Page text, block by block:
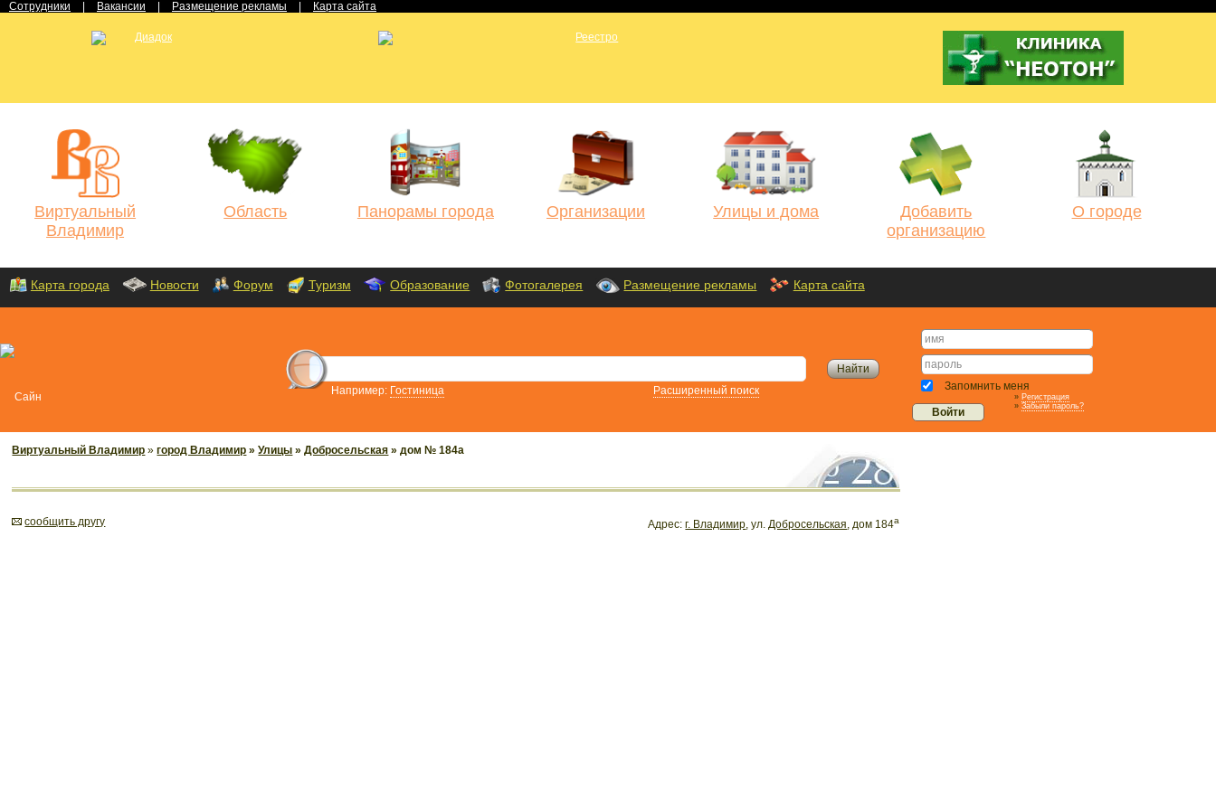
Сотрудники Вакансии Размещение рекламы Карта сайта
Виртуальный
Владимир
Область Панорамы города Организации Улицы и дома
Добавить
организацию
О городе
Карта города Новости Форум Туризм Образование Фотогалерея Размещение рекламы Карта сайта
Например: Гостиница Расширенный поиск Запомнить меня
» Регистрация
» Забыли пароль?
Виртуальный Владимир »город Владимир »Улицы »Добросельская » дом № 184а
cообщить другу Адрес:г. Владимир, ул.Добросельская, дом 184а